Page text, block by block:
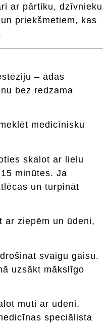
ar pārtiku, dzīvnieku
priekšmetiem, kas
– ādas
bez redzama
medicīnisku
skalot ar lielu
minūtes. Ja
un turpināt
ar ziepēm un ūdeni,
svaigu gaisu.
uzsākt mākslīgo
muti ar ūdeni.
speciālista